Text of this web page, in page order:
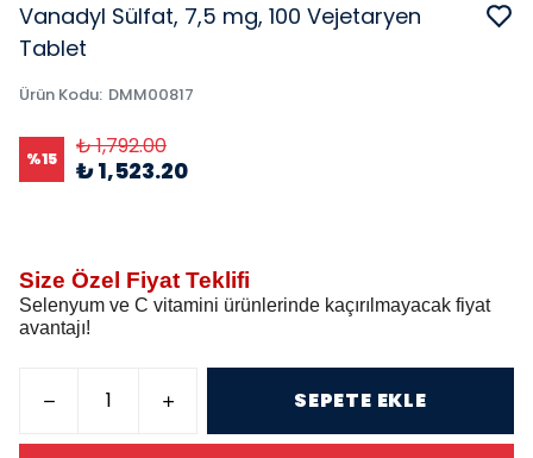
Vanadyl Sülfat, 7,5 mg, 100 Vejetaryen
Tablet
Ürün Kodu: DMM00817
%15 ₺ 1,792.00
₺ 1,523.20
Size Özel Fiyat Teklifi
Selenyum ve C vitamini ürünlerinde kaçırılmayacak fiyat
avantajı!
SEPETE EKLE